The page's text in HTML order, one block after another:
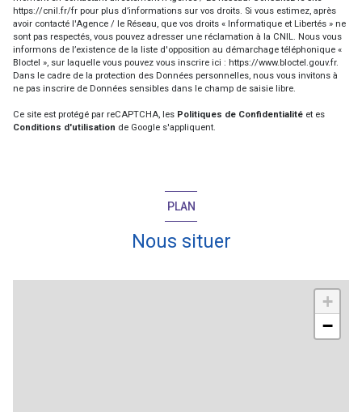
https://cnil.fr/fr pour plus d’informations sur vos droits. Si vous estimez, après
avoir contacté l'Agence / le Réseau, que vos droits « Informatique et Libertés » ne
sont pas respectés, vous pouvez adresser une réclamation à la CNIL. Nous vous
informons de l’existence de la liste d'opposition au démarchage téléphonique «
Bloctel », sur laquelle vous pouvez vous inscrire ici : https://www.bloctel.gouv.fr.
Dans le cadre de la protection des Données personnelles, nous vous invitons à
ne pas inscrire de Données sensibles dans le champ de saisie libre.
Ce site est protégé par reCAPTCHA, les Politiques de Confidentialité et es
Conditions d'utilisation de Google s'appliquent.
PLAN
Nous situer
+
−